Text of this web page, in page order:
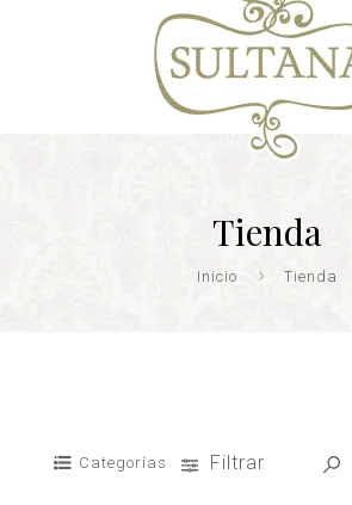
Tienda
Inicio Tienda
Categorías Filtrar